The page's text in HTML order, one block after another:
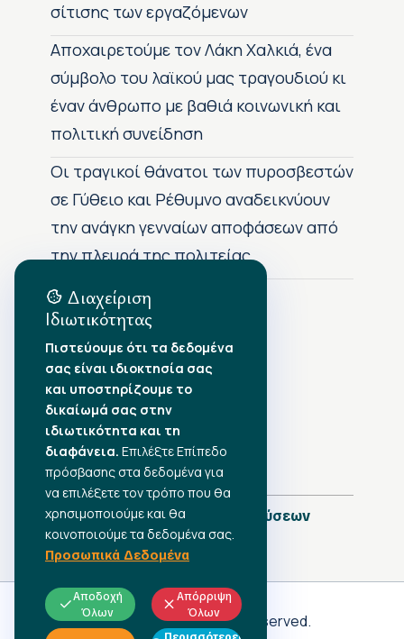
σίτισης των εργαζόμενων
Αποχαιρετούμε τον Λάκη Χαλκιά, ένα
σύμβολο του λαϊκού μας τραγουδιού κι
έναν άνθρωπο με βαθιά κοινωνική και
πολιτική συνείδηση
Οι τραγικοί θάνατοι των πυροσβεστών
σε Γύθειο και Ρέθυμνο αναδεικνύουν
την ανάγκη γενναίων αποφάσεων από
την πλευρά της πολιτείας
Αρχείο Δημοσιεύσεων
•Αύγουστος 2026
•Ιούλιος 2026
•Ιούνιος 2026
•Μάιος 2026
•Απρίλιος 2026
•Μάρτιος 2026
Πλήρες Ημερολόγιο Δημοσιεύσεων
Γ.Σ.Ε.Ε
© 2026 All rights reserved.
Διαχείριση
Ιδιωτικότητας
Πιστεύουμε ότι τα δεδομένα
σας είναι ιδιοκτησία σας
και υποστηρίζουμε το
δικαίωμά σας στην
ιδιωτικότητα και τη
διαφάνεια. Επιλέξτε Επίπεδο
πρόσβασης στα δεδομένα για
να επιλέξετε τον τρόπο που θα
χρησιμοποιούμε και θα
κοινοποιούμε τα δεδομένα σας.
Προσωπικά Δεδομένα
Αποδοχή
Όλων
Απόρριψη
Όλων